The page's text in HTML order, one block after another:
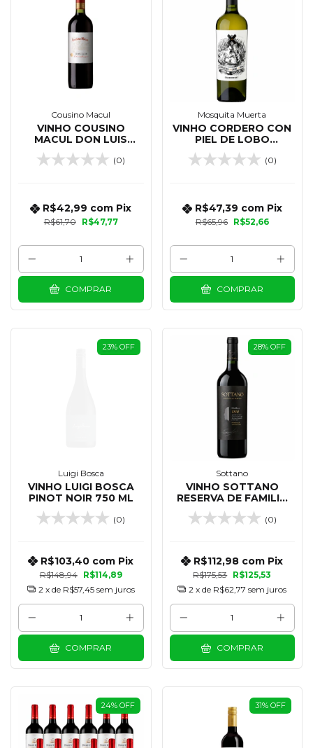
Cousino Macul
VINHO COUSINO
MACUL DON LUIS
CABERNET SAUVIGNON
750 ML
(0)
R$61,70 R$47,77
R$42,99 com Pix
COMPRAR
Mosquita Muerta
VINHO CORDERO CON
PIEL DE LOBO
CHARDONNAY 750 ML
(0)
R$65,96 R$52,66
R$47,39 com Pix
COMPRAR
23% OFF
Luigi Bosca
VINHO LUIGI BOSCA
PINOT NOIR 750 ML
(0)
R$148,94 R$114,89
R$103,40 com Pix
2 x de R$57,45 sem juros
COMPRAR
28% OFF
Sottano
VINHO SOTTANO
RESERVA DE FAMILIA
MALBEC 750 ML
(0)
R$175,53 R$125,53
R$112,98 com Pix
2 x de R$62,77 sem juros
COMPRAR
24% OFF 31% OFF